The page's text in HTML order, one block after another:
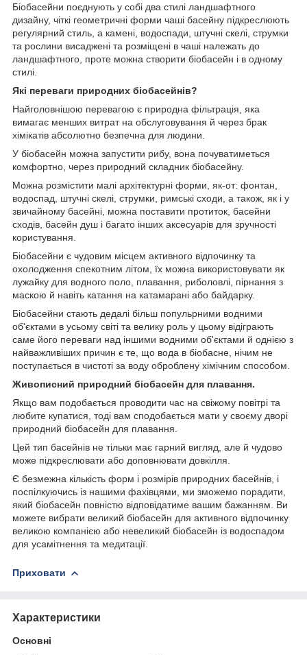
Біобасейни поєднують у собі два стилі ландшафтного
дизайну, чіткі геометричні форми чаші басейну підкреслюють
регулярний стиль, а камені, водоспади, штучні скелі, струмки
та рослини висаджені та розміщені в чаші належать до
ландшафтного, проте можна створити біобасейн і в одному
стилі.
Які переваги природних біобасейнів?
Найголовнішою перевагою є природна фільтрація, яка
вимагає менших витрат на обслуговування й через брак
хімікатів абсолютно безпечна для людини.
У біобасейн можна запустити рибу, вона почуватиметься
комфортно, через природний складник біобасейну.
Можна розмістити малі архітектурні форми, як-от: фонтан,
водоспад, штучні скелі, струмки, римські сходи, а також, як і у
звичайному басейні, можна поставити протиток, басейни
сходів, басейн душ і багато інших аксесуарів для зручності
користування.
Біобасейни є чудовим місцем активного відпочинку та
охолодження спекотним літом, їх можна використовувати як
лужайку для водного поло, плавання, риболовлі, пірнання з
маскою й навіть катання на катамарані або байдарку.
Біобасейни стають дедалі більш попульрними водними
об'єктами в усьому світі та велику роль у цьому відіграють
саме його переваги над іншими водними об'єктами й однією з
найважливіших причин є те, що вода в біобасне, нічим не
поступається в чистоті за воду оброблену хімічним способом.
Живописний природний біобасейн для плавання.
Якщо вам подобається проводити час на свіжому повітрі та
любите купатися, тоді вам сподобається мати у своєму дворі
природний біобасейн для плавання.
Цей тип басейнів не тільки має гарний вигляд, але й чудово
може підкреслювати або доповнювати довкілля.
Є безмежна кількість форм і розмірів природних басейнів, і
поспілкуючись із нашими фахівцями, ми зможемо порадити,
який біобасейн повністю відповідатиме вашим бажанням. Ви
можете вибрати великий біобасейн для активного відпочинку
великою компанією або невеликий біобасейн із водоспадом
для усамітнення та медитації.
Приховати
Характеристики
Основні